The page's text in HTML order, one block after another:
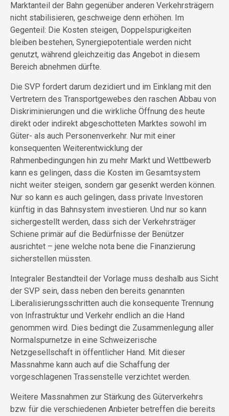
Marktanteil der Bahn gegenüber anderen Verkehrsträgern
nicht stabilisieren, geschweige denn erhöhen. Im
Gegenteil: Die Kosten steigen, Doppelspurigkeiten
bleiben bestehen, Synergiepotentiale werden nicht
genutzt, während gleichzeitig das Angebot in diesem
Bereich abnehmen dürfte.
Die SVP fordert darum dezidiert und im Einklang mit den
Vertretern des Transportgewebes den raschen Abbau von
Diskriminierungen und die wirkliche Öffnung des heute
direkt oder indirekt abgeschotteten Marktes sowohl im
Güter- als auch Personenverkehr. Nur mit einer
konsequenten Weiterentwicklung der
Rahmenbedingungen hin zu mehr Markt und Wettbewerb
kann es gelingen, dass die Kosten im Gesamtsystem
nicht weiter steigen, sondern gar gesenkt werden können.
Nur so kann es auch gelingen, dass private Investoren
künftig in das Bahnsystem investieren. Und nur so kann
sichergestellt werden, dass sich der Verkehrsträger
Schiene primär auf die Bedürfnisse der Benützer
ausrichtet – jene welche nota bene die Finanzierung
sicherstellen müssten.
Integraler Bestandteil der Vorlage muss deshalb aus Sicht
der SVP sein, dass neben den bereits genannten
Liberalisierungsschritten auch die konsequente Trennung
von Infrastruktur und Verkehr endlich an die Hand
genommen wird. Dies bedingt die Zusammenlegung aller
Normalspurnetze in eine Schweizerische
Netzgesellschaft in öffentlicher Hand. Mit dieser
Massnahme kann auch auf die Schaffung der
vorgeschlagenen Trassenstelle verzichtet werden.
Weitere Massnahmen zur Stärkung des Güterverkehrs
bzw. für die verschiedenen Anbieter betreffen die bereits